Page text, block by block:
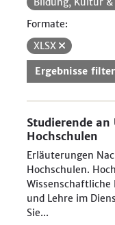
Formate:
XLSX
Ergebnisse
Studierende
Hochschulen
Erläuterungen
Hochschulen.
Wissenschaftliche
und Lehre im
Sie...